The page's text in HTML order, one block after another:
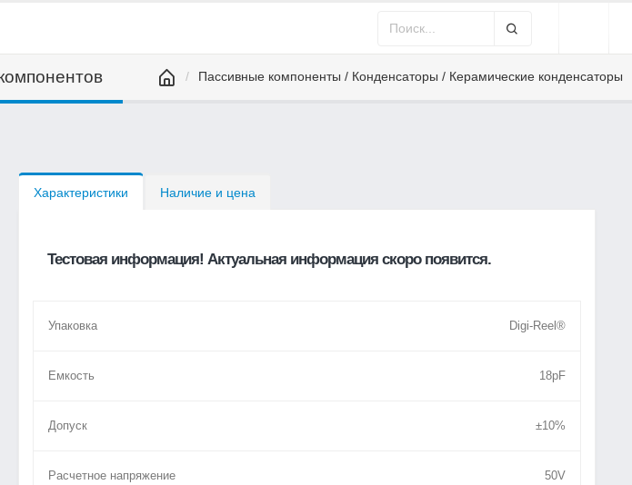
Пассивные компоненты / Конденсаторы / Керамические конденсаторы
Характеристики Наличие и цена
Тестовая информация! Актуальная информация скоро появится.
Упаковка Digi-Reel®
Емкость 18pF
Допуск ±10%
Расчетное напряжение 50V